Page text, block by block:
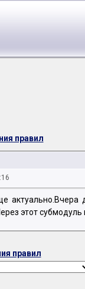
правил
этот
правил